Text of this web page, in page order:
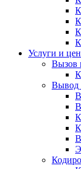
Услуги и
Вызов
Вывод